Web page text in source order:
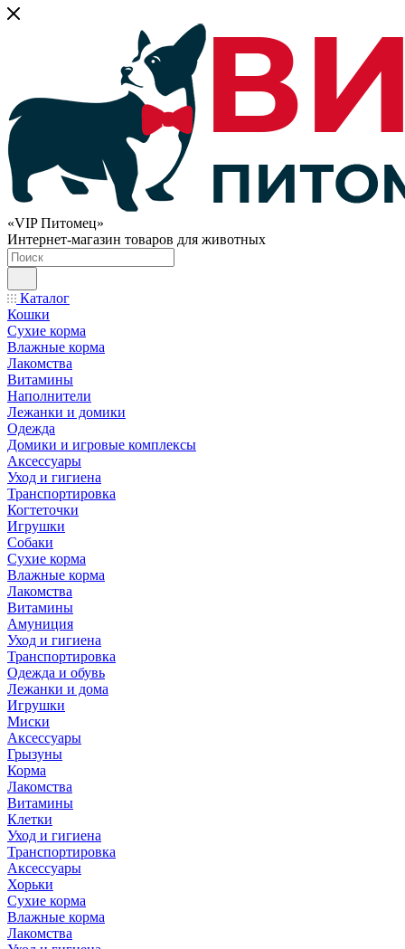
«VIP Питомец»
Интернет-магазин товаров для животных
Каталог
Кошки
Сухие корма
Влажные корма
Лакомства
Витамины
Наполнители
Лежанки и домики
Одежда
Домики и игровые комплексы
Аксессуары
Уход и гигиена
Транспортировка
Когтеточки
Игрушки
Собаки
Сухие корма
Влажные корма
Лакомства
Витамины
Амуниция
Уход и гигиена
Транспортировка
Одежда и обувь
Лежанки и дома
Игрушки
Миски
Аксессуары
Грызуны
Корма
Лакомства
Витамины
Клетки
Уход и гигиена
Транспортировка
Аксессуары
Хорьки
Сухие корма
Влажные корма
Лакомства